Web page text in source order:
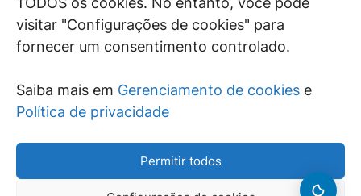
visitar "Configurações de cookies" para
fornecer um consentimento controlado.
Saiba mais em Gerenciamento de cookies e
Política de privacidade
Permitir todos
SIGA